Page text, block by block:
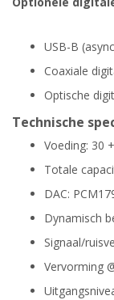
USB-B
Coaxiale
Optische
Technische
Voeding: 30
Totale
DAC:
Dynamisch
Signaal/
Vervorming